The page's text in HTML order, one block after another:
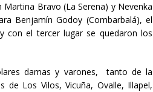
Bravo (La Serena) y Nevenka
Benjamín Godoy (Combarbalá), el
con el tercer lugar se quedaron los
damas y varones, tanto de la
Los Vilos, Vicuña, Ovalle, Illapel,